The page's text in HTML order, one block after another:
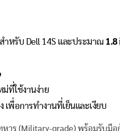
ำหรับ Dell 14S และประมาณ 1.8
ที่ใช้งานง่าย
เพื่อการทำงานที่เย็นและเงียบ
าร (Military-grade) พร้อมรับมื